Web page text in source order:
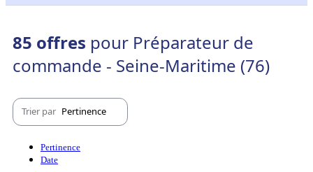
85 offres pour Préparateur de
commande - Seine-Maritime (76)
Trier par Pertinence
Pertinence
Date